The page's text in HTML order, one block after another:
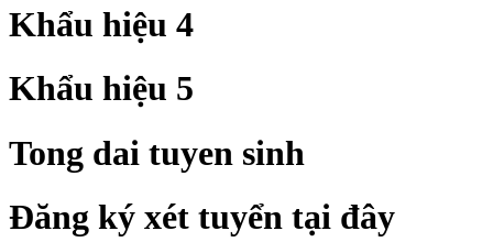
Khẩu hiệu 4
Khẩu hiệu 5
Tong dai tuyen sinh
Đăng ký xét tuyển tại đây